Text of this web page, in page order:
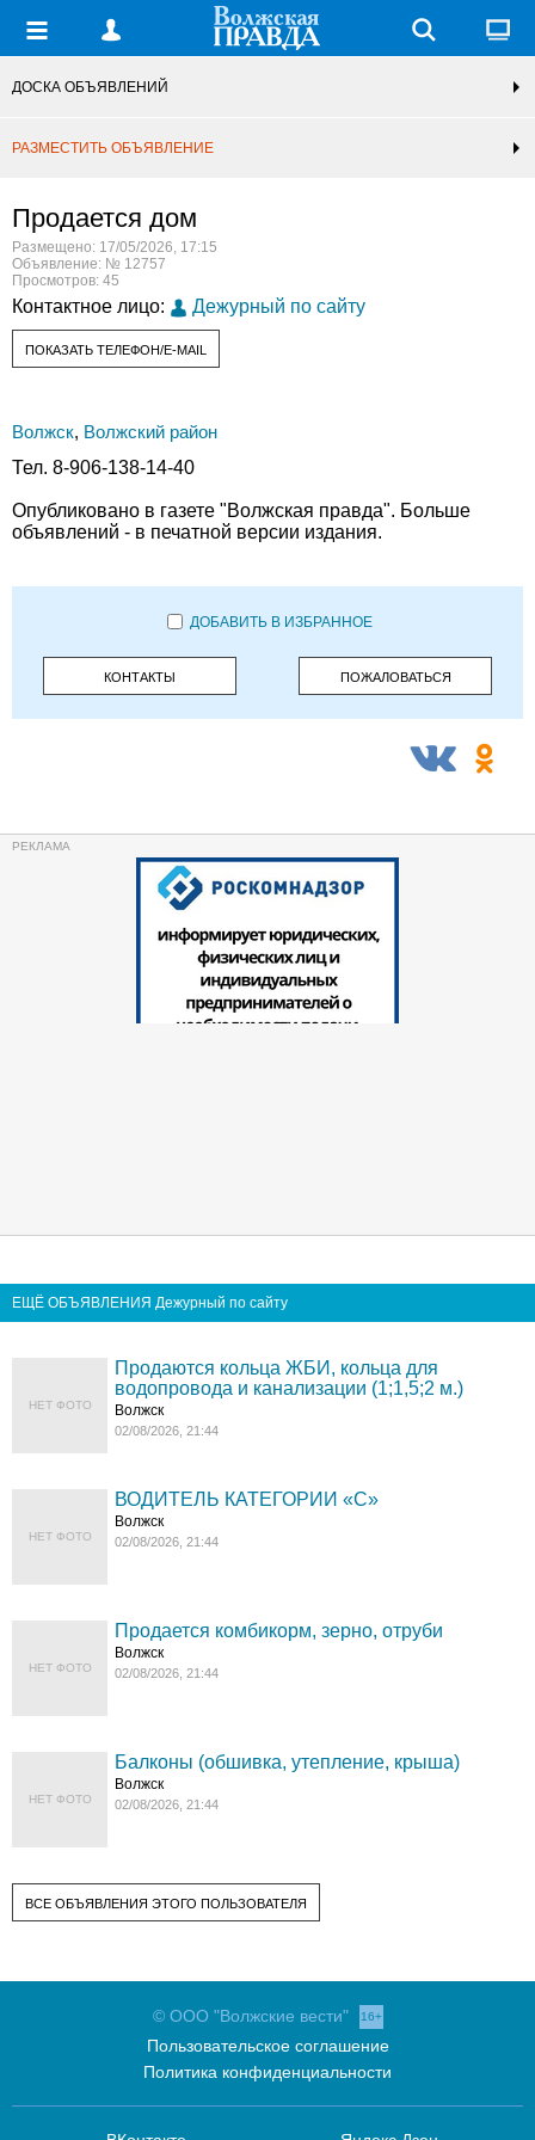
ДОСКА ОБЪЯВЛЕНИЙ
РАЗМЕСТИТЬ ОБЪЯВЛЕНИЕ
Продается дом
Размещено: 17/05/2026, 17:15
Объявление: № 12757
Просмотров: 45
Контактное лицо: Дежурный по сайту
ПОКАЗАТЬ ТЕЛЕФОН/E-MAIL
Волжск, Волжский район
Тел. 8-906-138-14-40
Опубликовано в газете "Волжская правда". Больше
объявлений - в печатной версии издания.
ДОБАВИТЬ В ИЗБРАННОЕ
КОНТАКТЫ ПОЖАЛОВАТЬСЯ
ЕЩЁ ОБЪЯВЛЕНИЯ Дежурный по сайту
НЕТ ФОТО
Продаются кольца ЖБИ, кольца для
водопровода и канализации (1;1,5;2 м.)
Волжск
02/08/2026, 21:44
НЕТ ФОТО
ВОДИТЕЛЬ КАТЕГОРИИ «C»
Волжск
02/08/2026, 21:44
НЕТ ФОТО
Продается комбикорм, зерно, отруби
Волжск
02/08/2026, 21:44
НЕТ ФОТО
Балконы (обшивка, утепление, крыша)
Волжск
02/08/2026, 21:44
ВСЕ ОБЪЯВЛЕНИЯ ЭТОГО ПОЛЬЗОВАТЕЛЯ
© ООО "Волжские вести" 16+
Пользовательское соглашение
Политика конфиденциальности